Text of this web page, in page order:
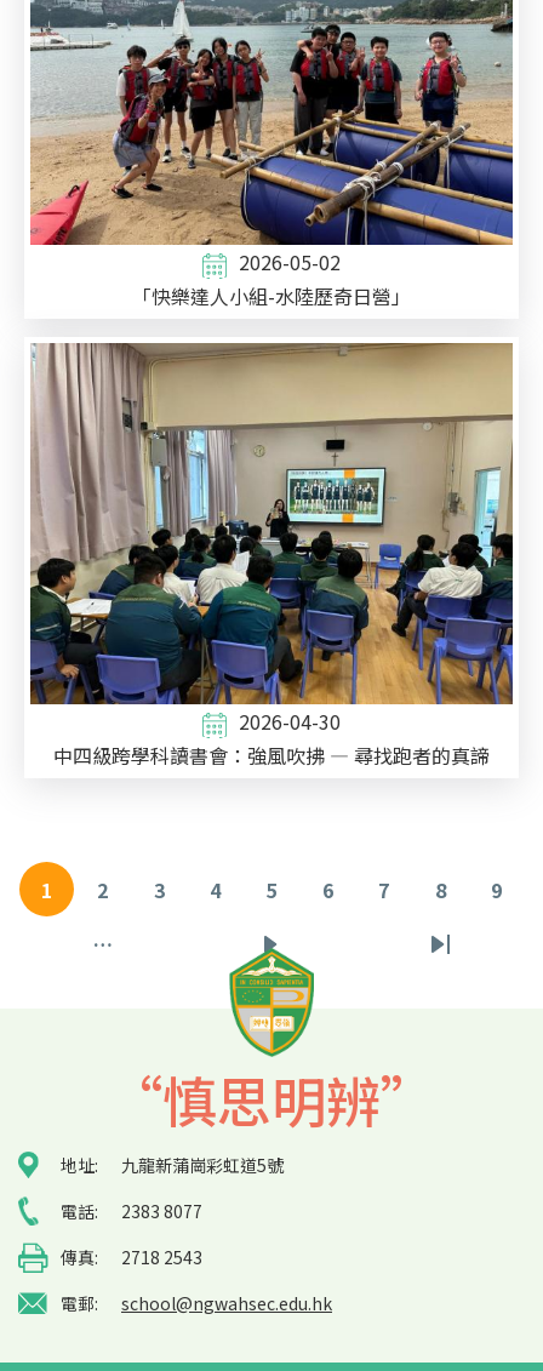
2026-05-02
「快樂達人小組-水陸歷奇日營」
2026-04-30
中四級跨學科讀書會：強風吹拂 — 尋找跑者的真諦
Pagination
目
1
頁
面
2
頁
3
頁
4
頁
面
5
頁
6
頁
7
頁
面
8
頁
9
…
下
一
頁
Last
“慎思明辨”
地址:
九龍新蒲崗彩虹道5號
電話:
2383 8077
傳真:
2718 2543
電郵:
school@ngwahsec.edu.hk